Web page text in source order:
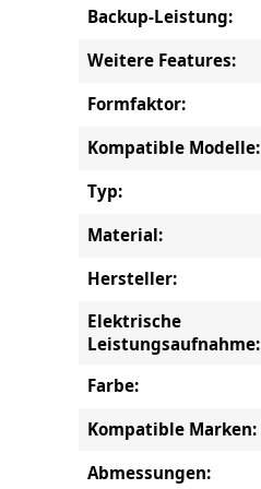
Backup-Leistung:
Weitere Features:
Formfaktor:
Kompatible Modelle:
Typ:
Material:
Hersteller:
Elektrische
Leistungsaufnahme:
Farbe:
Kompatible Marken:
Abmessungen: